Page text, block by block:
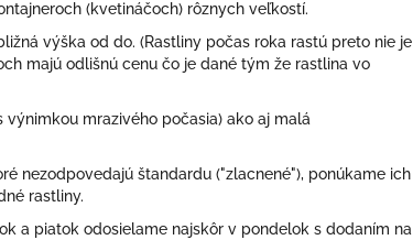
(kvetináčoch) rôznych veľkostí.
výška od do. (Rastliny počas roka rastú preto nie je
majú odlišnú cenu čo je dané tým že rastlina vo
mrazivého počasia) ako aj malá
nezodpovedajú štandardu ("zlacnené"), ponúkame ich
rastliny.
a piatok odosielame najskôr v pondelok s dodaním na